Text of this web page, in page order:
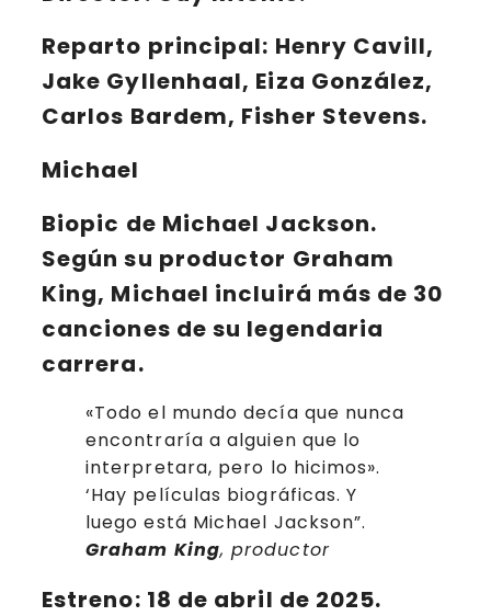
Reparto principal: Henry Cavill,
Jake Gyllenhaal, Eiza González,
Carlos Bardem, Fisher Stevens.
Michael
Biopic de Michael Jackson.
Según su productor Graham
King, Michael incluirá más de 30
canciones de su legendaria
carrera.
«Todo el mundo decía que nunca
encontraría a alguien que lo
interpretara, pero lo hicimos».
‘Hay películas biográficas. Y
luego está Michael Jackson”.
Graham King, productor
Estreno: 18 de abril de 2025.